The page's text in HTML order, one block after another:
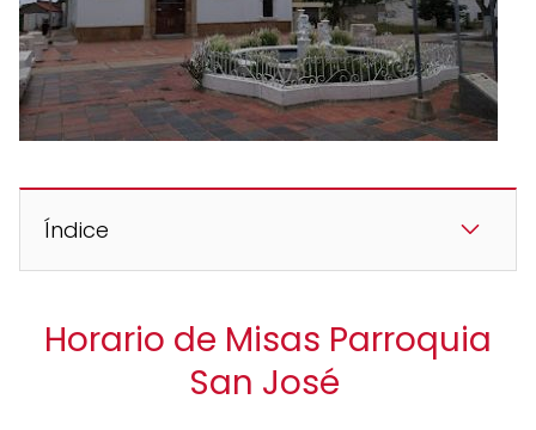
Índice
Horario de Misas Parroquia
San José